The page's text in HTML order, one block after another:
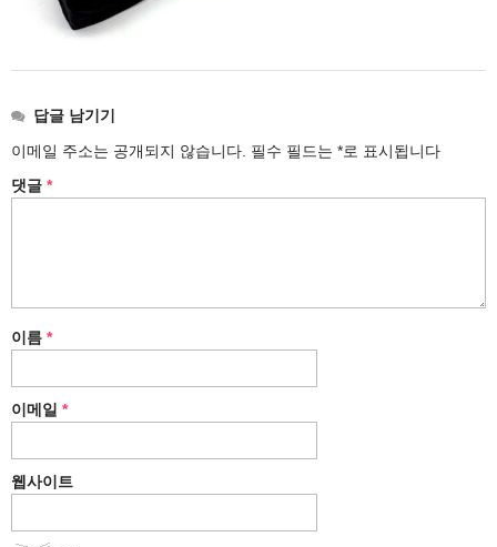
답글 남기기
이메일 주소는 공개되지 않습니다. 필수 필드는 *로 표시됩니다
댓글 *
이름 *
이메일 *
웹사이트